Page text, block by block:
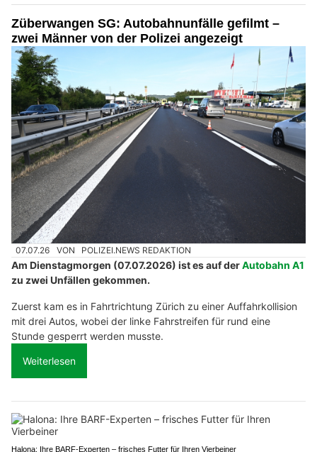
Züberwangen SG: Autobahnunfälle gefilmt –
zwei Männer von der Polizei angezeigt
07.07.26 VON POLIZEI.NEWS REDAKTION
Am Dienstagmorgen (07.07.2026) ist es auf derAutobahn A1
zu zwei Unfällen gekommen.
Zuerst kam es in Fahrtrichtung Zürich zu einer Auffahrkollision
mit drei Autos, wobei der linke Fahrstreifen für rund eine
Stunde gesperrt werden musste.
Weiterlesen
Halona: Ihre BARF-Experten – frisches Futter für Ihren Vierbeiner